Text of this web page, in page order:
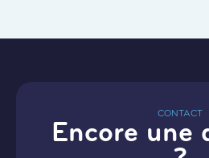
CONTACT
Encore une